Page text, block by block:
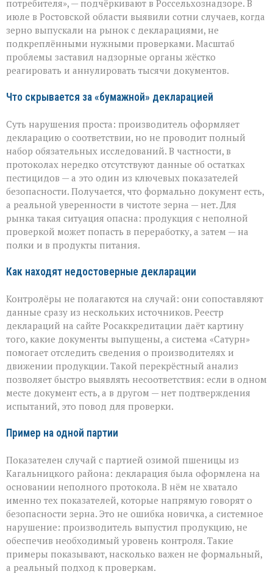
Ростовской
области
вскрыли
массовые
нарушения
декларирования
потребителя», — подчёркивают в Россельхознадзоре. В
июле в Ростовской области выявили сотни случаев, когда
зерно выпускали на рынок с декларациями, не
подкреплёнными нужными проверками. Масштаб
проблемы заставил надзорные органы жёстко
реагировать и аннулировать тысячи документов.
Что скрывается за «бумажной» декларацией
Суть нарушения проста: производитель оформляет
декларацию о соответствии, но не проводит полный
набор обязательных исследований. В частности, в
протоколах нередко отсутствуют данные об остатках
пестицидов — а это один из ключевых показателей
безопасности. Получается, что формально документ есть,
а реальной уверенности в чистоте зерна — нет. Для
рынка такая ситуация опасна: продукция с неполной
проверкой может попасть в переработку, а затем — на
полки и в продукты питания.
Как находят недостоверные декларации
Контролёры не полагаются на случай: они сопоставляют
данные сразу из нескольких источников. Реестр
деклараций на сайте Росаккредитации даёт картину
того, какие документы выпущены, а система «Сатурн»
помогает отследить сведения о производителях и
движении продукции. Такой перекрёстный анализ
позволяет быстро выявлять несоответствия: если в одном
месте документ есть, а в другом — нет подтверждения
испытаний, это повод для проверки.
Пример на одной партии
Показателен случай с партией озимой пшеницы из
Кагальницкого района: декларация была оформлена на
основании неполного протокола. В нём не хватало
именно тех показателей, которые напрямую говорят о
безопасности зерна. Это не ошибка новичка, а системное
нарушение: производитель выпустил продукцию, не
обеспечив необходимый уровень контроля. Такие
примеры показывают, насколько важен не формальный,
а реальный подход к проверкам.